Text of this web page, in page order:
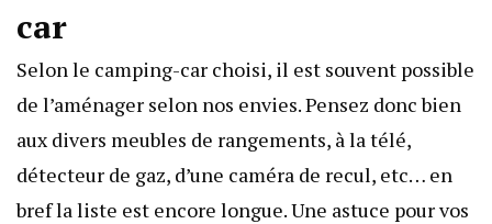
car
Selon le camping-car choisi, il est souvent possible
de l’aménager selon nos envies. Pensez donc bien
aux divers meubles de rangements, à la télé,
détecteur de gaz, d’une caméra de recul, etc… en
bref la liste est encore longue. Une astuce pour vos